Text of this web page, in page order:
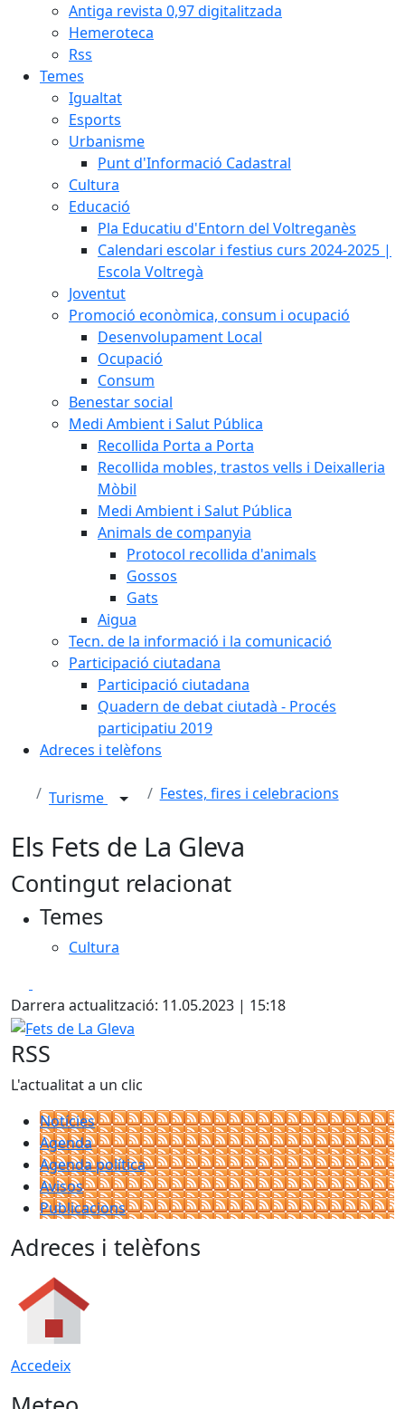
Antiga revista 0,97 digitalitzada
Hemeroteca
Rss
Temes
Igualtat
Esports
Urbanisme
Punt d'Informació Cadastral
Cultura
Educació
Pla Educatiu d'Entorn del Voltreganès
Calendari escolar i festius curs 2024-2025 |
Escola Voltregà
Joventut
Promoció econòmica, consum i ocupació
Desenvolupament Local
Ocupació
Consum
Benestar social
Medi Ambient i Salut Pública
Recollida Porta a Porta
Recollida mobles, trastos vells i Deixalleria
Mòbil
Medi Ambient i Salut Pública
Animals de companyia
Protocol recollida d'animals
Gossos
Gats
Aigua
Tecn. de la informació i la comunicació
Participació ciutadana
Participació ciutadana
Quadern de debat ciutadà - Procés
participatiu 2019
Adreces i telèfons
Turisme Festes, fires i celebracions
Els Fets de La Gleva
Contingut relacionat
Temes
Cultura
Darrera actualització: 11.05.2023 | 15:18
Fets de La Gleva
RSS
L'actualitat a un clic
Notícies
Agenda
Agenda política
Avisos
Publicacions
Adreces i telèfons
Accedeix